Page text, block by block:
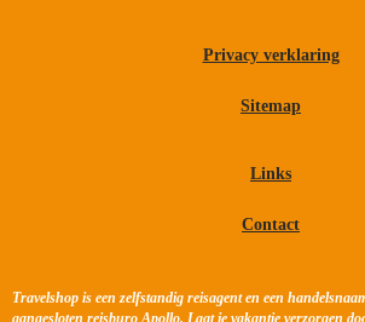
Privacy verklaring
Sitemap
Links
Contact
Travelshop is een zelfstandig reisagent en een